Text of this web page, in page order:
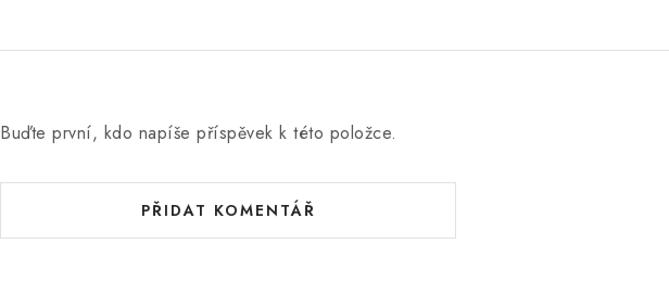
Buďte první, kdo napíše příspěvek k této položce.
PŘIDAT KOMENTÁŘ